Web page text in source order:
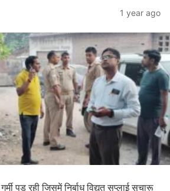
1 year ago
पड़ रही जिसमें निर्बाध विद्युत सप्लाई सुचारू